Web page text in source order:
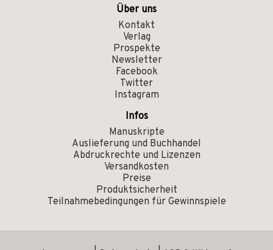
Über uns
Kontakt
Verlag
Prospekte
Newsletter
Facebook
Twitter
Instagram
Infos
Manuskripte
Auslieferung und Buchhandel
Abdruckrechte und Lizenzen
Versandkosten
Preise
Produktsicherheit
Teilnahmebedingungen für Gewinnspiele